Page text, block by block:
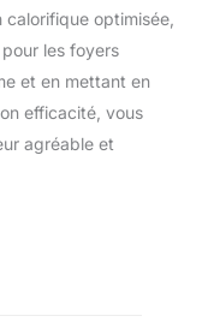
optimisée,
les foyers
et en mettant en
efficacité, vous
agréable et